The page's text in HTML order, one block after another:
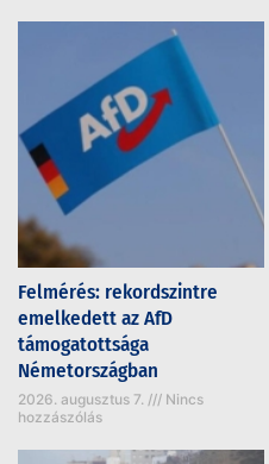
Felmérés: rekordszintre
emelkedett az AfD
támogatottsága
Németországban
2026. augusztus 7.
Nincs
hozzászólás